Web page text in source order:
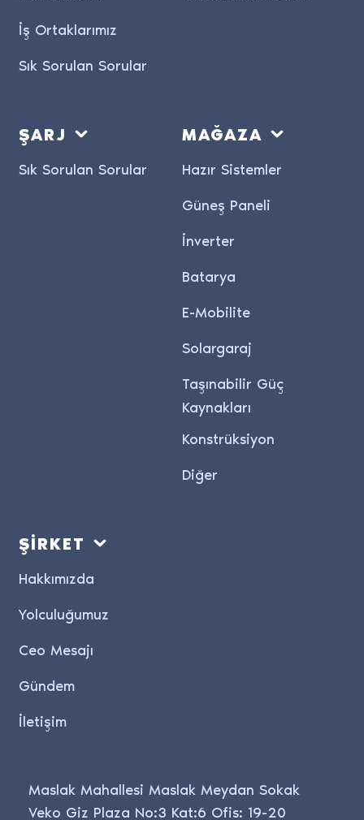
İş Ortaklarımız
Sık Sorulan Sorular
ŞARJ
Sık Sorulan Sorular
MAĞAZA
Hazır Sistemler
Güneş Paneli
İnverter
Batarya
E-Mobilite
Solargaraj
Taşınabilir Güç
Kaynakları
Konstrüksiyon
Diğer
ŞİRKET
Hakkımızda
Yolculuğumuz
Ceo Mesajı
Gündem
İletişim
Maslak Mahallesi Maslak Meydan Sokak
Veko Giz Plaza No:3 Kat:6 Ofis: 19-20